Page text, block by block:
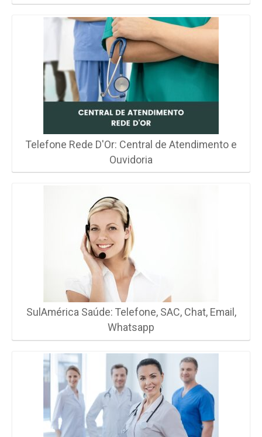
Telefone Rede D'Or: Central de Atendimento e
Ouvidoria
SulAmérica Saúde: Telefone, SAC, Chat, Email,
Whatsapp